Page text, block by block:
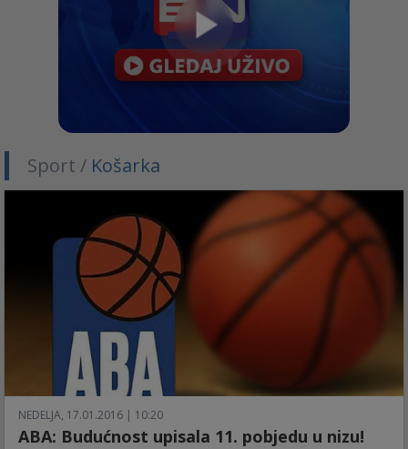
Sport / Košarka
NEDELJA, 17.01.2016 | 10:20
ABA: Budućnost upisala 11. pobjedu u nizu!